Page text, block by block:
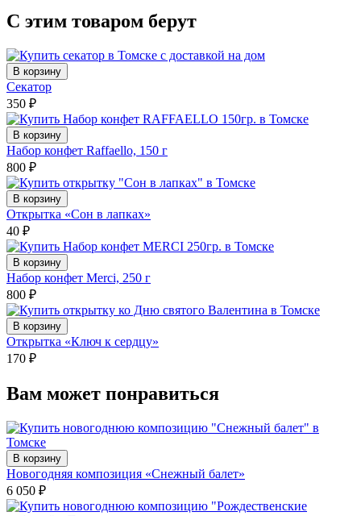
С этим товаром берут
В корзину
Секатор
350 ₽
В корзину
Набор конфет Raffaello, 150 г
800 ₽
В корзину
Открытка «Сон в лапках»
40 ₽
В корзину
Набор конфет Merci, 250 г
800 ₽
В корзину
Открытка «Ключ к сердцу»
170 ₽
Вам может понравиться
В корзину
Новогодняя композиция «Снежный балет»
6 050 ₽